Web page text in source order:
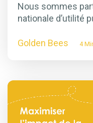
Nous sommes
nationale d’utilité
Golden Bees 4